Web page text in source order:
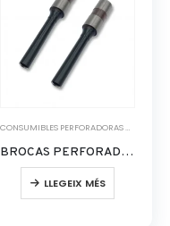
CONSUMIBLES PERFORADORAS DE PAPEL
BROCAS PERFORADORA DE PAPEL 7
LLEGEIX MÉS